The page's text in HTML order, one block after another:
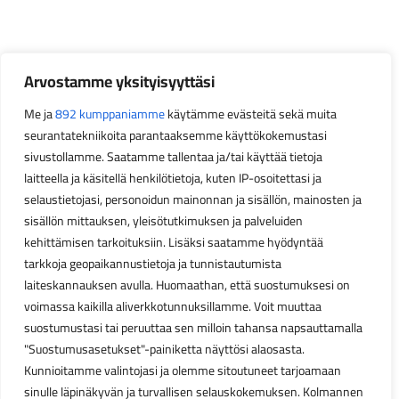
Arvostamme yksityisyyttäsi
Me ja892 kumppaniammekäytämme evästeitä sekä muita
seurantatekniikoita parantaaksemme käyttökokemustasi
sivustollamme. Saatamme tallentaa ja/tai käyttää tietoja
laitteella ja käsitellä henkilötietoja, kuten IP-osoitettasi ja
selaustietojasi, personoidun mainonnan ja sisällön, mainosten ja
sisällön mittauksen, yleisötutkimuksen ja palveluiden
kehittämisen tarkoituksiin. Lisäksi saatamme hyödyntää
tarkkoja geopaikannustietoja ja tunnistautumista
laiteskannauksen avulla. Huomaathan, että suostumuksesi on
voimassa kaikilla aliverkkotunnuksillamme. Voit muuttaa
suostumustasi tai peruuttaa sen milloin tahansa napsauttamalla
"Suostumusasetukset"-painiketta näyttösi alaosasta.
Kunnioitamme valintojasi ja olemme sitoutuneet tarjoamaan
sinulle läpinäkyvän ja turvallisen selauskokemuksen. Kolmannen